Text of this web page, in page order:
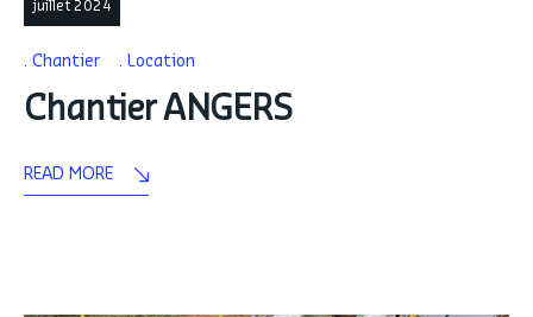
juillet 2024
Chantier Location
Chantier ANGERS
READ MORE